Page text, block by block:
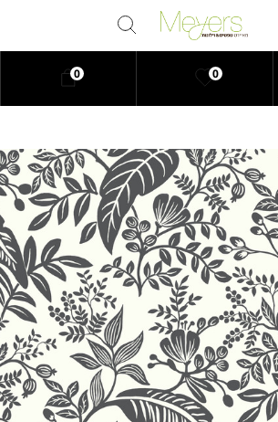
Millions of people
world visit Envato to
creative assets, use
templates, learn
even hire freelancers.
industry-leading
paired with an
subscription
helps creatives
projects
0
0